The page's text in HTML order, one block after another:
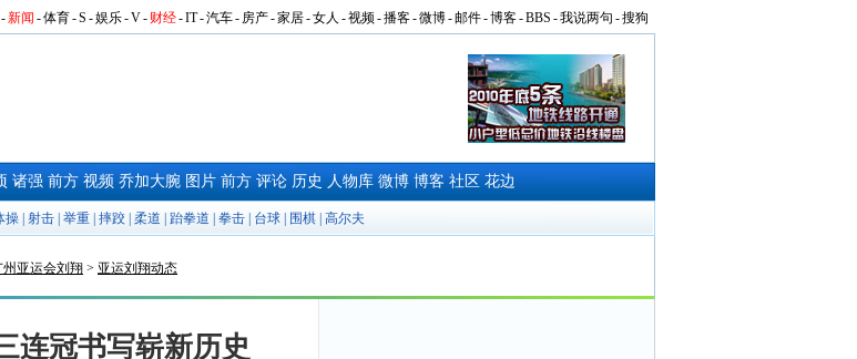
-新闻 -体育-S -娱乐-V- 财经-IT-汽车- 房产-家居-女人 -视频-播客-微博-邮件-博客-BBS -我说两句 -搜狗
诸强 前方 视频 乔加大腕 图片 前方 评论 历史 人物库 微博 博客 社区 花边
操 射击 举重 摔跤 柔道 跆拳道 拳击 台球 围棋 高尔夫
州亚运会刘翔 > 亚运刘翔动态
连冠书写崭新历史